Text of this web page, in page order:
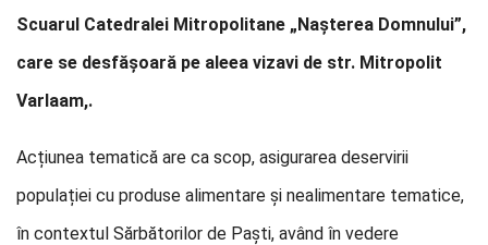
Scuarul Catedralei Mitropolitane „Nașterea Domnului”,
care se desfășoară pe aleea vizavi de str. Mitropolit
Varlaam,.
Acțiunea tematică are ca scop, asigurarea deservirii
populației cu produse alimentare și nealimentare tematice,
în contextul Sărbătorilor de Paști, având în vedere